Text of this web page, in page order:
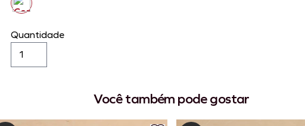
Quantidade
Você também pode gostar